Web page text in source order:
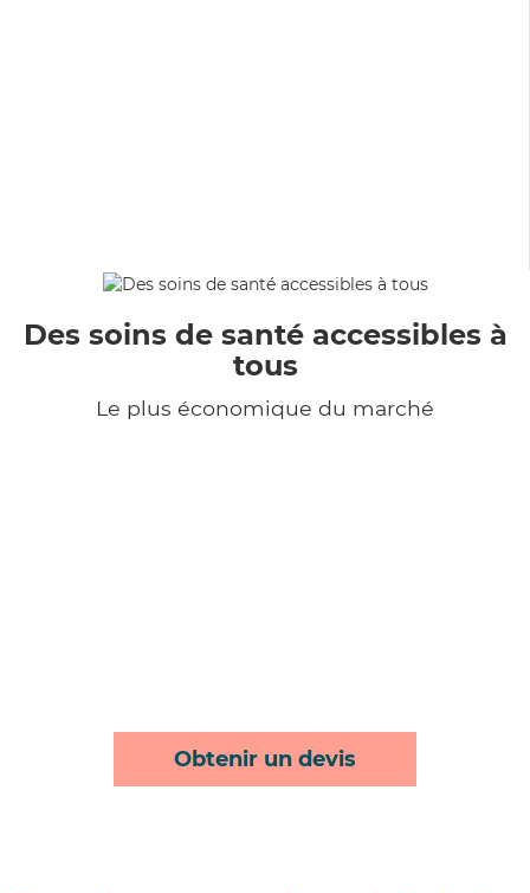
Des soins de santé accessibles à
tous
Le plus économique du marché
Obtenir un devis